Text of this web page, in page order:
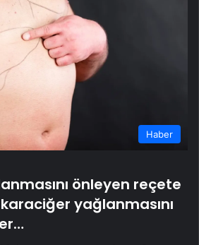
Haber
önleyen reçete
yağlanmasını